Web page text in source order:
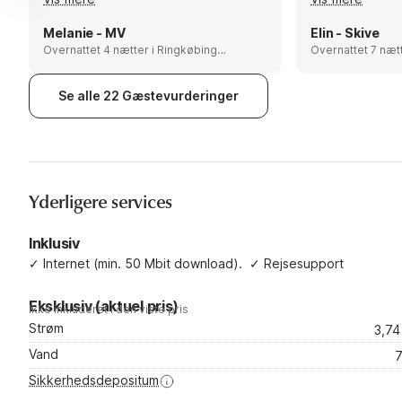
Die Lage ist ruhig und der Fjord ist
fußläufig erreichbar. Ich würde einen
Punkt abziehen für die Sauberkeit.
Melanie - MV
Overnattet 4 nætter i Ringkøbing
lukket terrasse-
grunden. Dejlig
service. Fine
Elin - Skive
Overnattet 7 nætter i
Se alle 22 Gæstevurderinger
Yderligere services
Inklusiv
✓ Internet (min. 50 Mbit download). ✓ Rejsesupport
Eksklusiv (aktuel pris)
Ikke inkluderet i den viste pris
Strøm
3,74
Vand
Sikkerhedsdepositum